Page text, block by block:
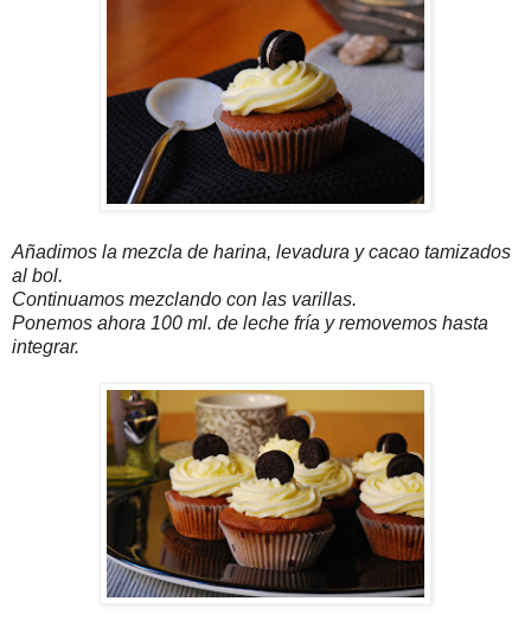
Añadimos la mezcla de harina, levadura y cacao tamizados
al bol.
Continuamos mezclando con las varillas.
Ponemos ahora 100 ml. de leche fría y removemos hasta
integrar.